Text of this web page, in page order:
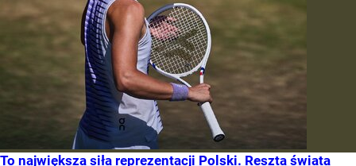
To największa siła reprezentacji Polski. Reszta świata